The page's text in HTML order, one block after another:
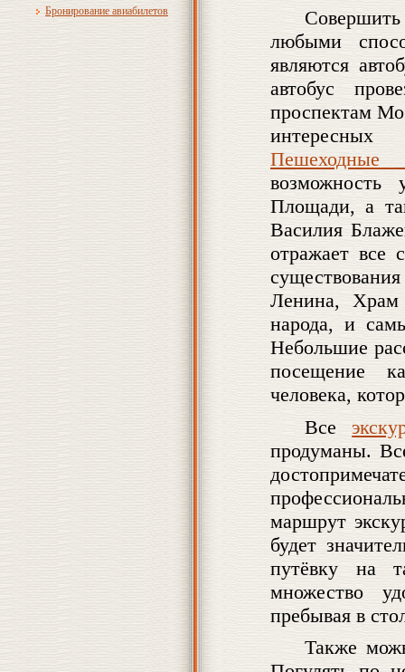
Бронирование авиабилетов
любыми
являются
автобус
проспектам
интересных
возможность
Площади, а
Василия
отражает все
Ленина, Храм
народа, и
Небольшие
посещение
человека,
Все
продуманы.
маршрут
будет
путёвку на
множество
пребывая в
Также